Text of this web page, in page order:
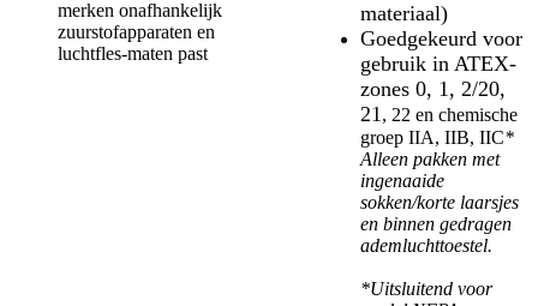
merken onafhankelijk
zuurstofapparaten en
luchtfles-maten past
materiaal)
Goedgekeurd voor
gebruik in ATEX-
zones 0, 1, 2/20,
21 , 22 en chemische
groep IIA, IIB, IIC*
Alleen pakken met
ingenaaide
sokken/korte laarsjes
en binnen gedragen
ademluchttoestel.
*Uitsluitend voor